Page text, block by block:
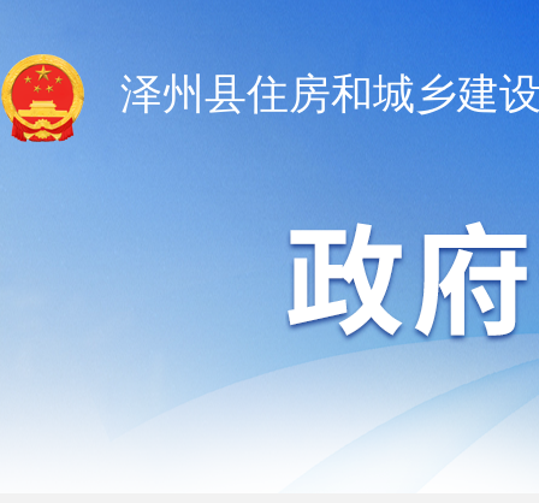
泽州县住房和城乡建